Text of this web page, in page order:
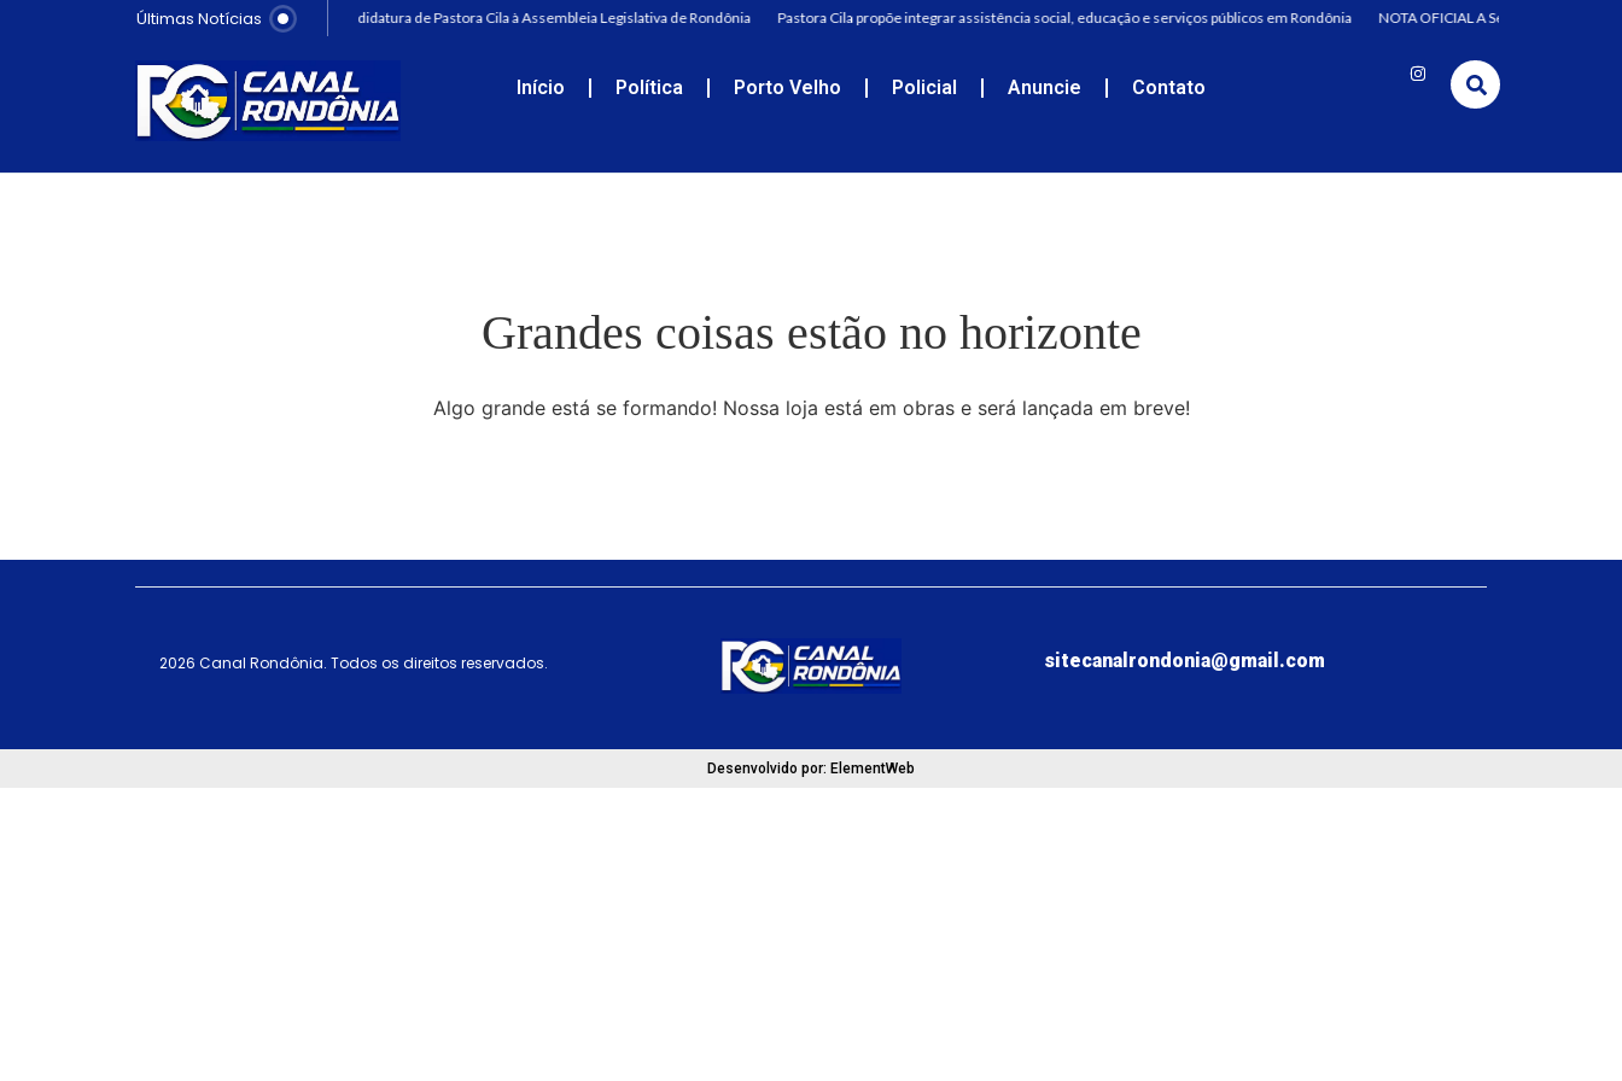
Últimas NotíciasPRD oficializa candidatura de Pastora Cila à Assembleia Legislativa de Rondônia Pastora Cila propõe integrar assistência social, educação e serviços públicos em Rondônia NOTA OFICIAL A Secretaria de Estado
Início Política Porto Velho Policial Anuncie Contato
Grandes coisas estão no horizonte
Algo grande está se formando! Nossa loja está em obras e será lançada em breve!
2026 Canal Rondônia. Todos os direitos reservados. sitecanalrondonia@gmail.com
Desenvolvido por: ElementWeb